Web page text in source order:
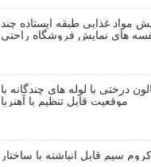
مواد غذایی طبقه ایستاده چند
های نمایش فروشگاه راحتی
درختی با لوله های چندگانه با
موقعیت قابل تنظیم با آهنربا